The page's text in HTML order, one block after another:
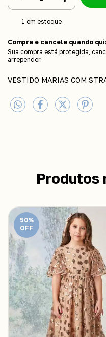
1 em estoque
Compre e cancele quando
Sua compra está protegida,
arrepender.
VESTIDO MARIAS COM
Produtos
50%
OFF